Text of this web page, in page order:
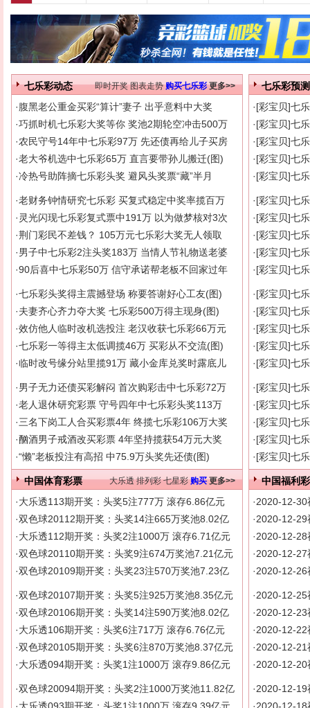
七乐彩动态 即时开奖 图表走势 购买七乐彩 更多>>
·腹黑老公重金买彩“算计”妻子 出乎意料中大奖
·巧抓时机七乐彩大奖等你 奖池2期轮空冲击500万
·农民守号14年中七乐彩97万 先还债再给儿子买房
·老大爷机选中七乐彩65万 直言要带孙儿搬迁(图)
·冷热号助阵摘七乐彩头奖 避风头奖票“藏”半月
·老财务钟情研究七乐彩 买复式稳定中奖率揽百万
· 灵光闪现七乐彩复式票中191万 以为做梦核对3次
·荆门彩民不差钱？ 105万元七乐彩大奖无人领取
·男子中七乐彩2注头奖183万 当情人节礼物送老婆
·90后喜中七乐彩50万 信守承诺帮老板不回家过年
·七乐彩头奖得主震撼登场 称要答谢好心工友(图)
·夫妻齐心齐力夺大奖 七乐彩500万得主现身(图)
·效仿他人临时改机选投注 老汉收获七乐彩66万元
·七乐彩一等得主太低调揽46万 买彩从不交流(图)
·临时改号缘分站里揽91万 藏小金库兑奖时露底儿
·男子无力还债买彩解闷 首次购彩击中七乐彩72万
·老人退休研究彩票 守号四年中七乐彩头奖113万
·三名下岗工人合买彩票4年 终揽七乐彩106万大奖
·酗酒男子戒酒改买彩票 4年坚持揽获54万元大奖
·“懒”老板投注有高招 中75.9万头奖先还债(图)
中国体育彩票 大乐透 排列彩 七星彩 购买 更多>>
·大乐透113期开奖：头奖5注777万 滚存6.86亿元
·双色球20112期开奖：头奖14注665万奖池8.02亿
·大乐透112期开奖：头奖2注1000万 滚存6.71亿元
·双色球20110期开奖：头奖9注674万奖池7.21亿元
·双色球20109期开奖：头奖23注570万奖池7.23亿
·双色球20107期开奖：头奖5注925万奖池8.35亿元
·双色球20106期开奖：头奖14注590万奖池8.02亿
·大乐透106期开奖：头奖6注717万 滚存6.76亿元
·双色球20105期开奖：头奖6注870万奖池8.37亿元
·大乐透094期开奖：头奖1注1000万 滚存9.86亿元
·双色球20094期开奖：头奖2注1000万奖池11.82亿
七乐彩预测
·[彩宝贝]七
·[彩宝贝]七
·[彩宝贝]七
·[彩宝贝]七
·[彩宝贝]七
·[彩宝贝]七
·[彩宝贝]七
·[彩宝贝]七
·[彩宝贝]七
·[彩宝贝]七
·[彩宝贝]七
·[彩宝贝]七
·[彩宝贝]七
·[彩宝贝]七
·[彩宝贝]七
·[彩宝贝]七
·[彩宝贝]七
·[彩宝贝]七
·[彩宝贝]七
·[彩宝贝]七
中国福利
·2020-12-30
·2020-12-29
·2020-12-28
·2020-12-27
·2020-12-26
·2020-12-25
·2020-12-23
·2020-12-22
·2020-12-21
·2020-12-20
·2020-12-19